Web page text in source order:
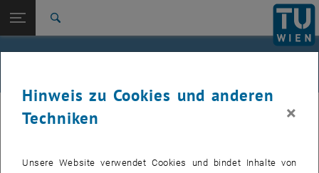
TU Login
Studium
International
Zur 1. Menü Ebene
Forschung
Zurück: Subseiten von dataTUdiscovery auflisten
Zurück zur letzten Ebene:
dataTUdiscovery
02. Februar 2026
Hinweis zu Cookies und anderen
Techniken
×
Unsere Website verwendet Cookies und bindet Inhalte von